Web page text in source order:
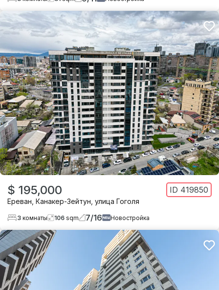
$ 195,000 ID 419850
Ереван Канакер-Зейтун улица Гоголя
3 комнаты 106 sqm 7/16 Новостройка